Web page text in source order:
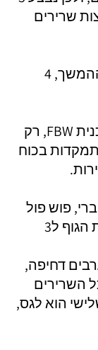
שרירים
אתם בטח יודעים מה ההמשך, 4
תוכנית שמזכירה את התוכנית FBW, רק
בכוח
פוש פול
לגס, וזוהי תוכנית שמחלקת את הגוף ל3
דחיפה,
השרירים
הוא לגס,